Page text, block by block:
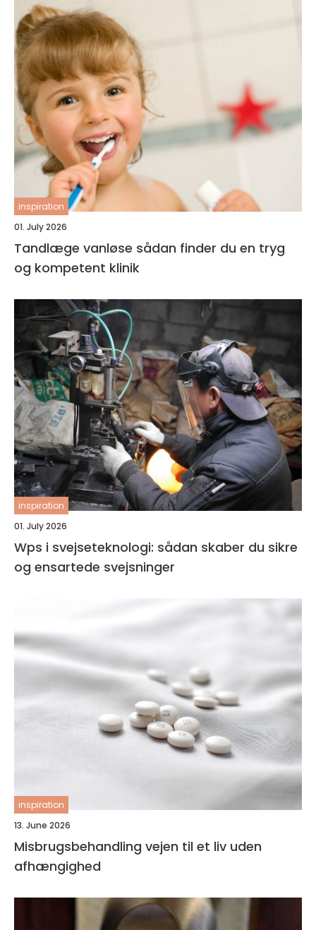
inspiration
01. July 2026
Tandlæge vanløse sådan finder du en tryg
og kompetent klinik
inspiration
01. July 2026
Wps i svejseteknologi: sådan skaber du sikre
og ensartede svejsninger
inspiration
13. June 2026
Misbrugsbehandling vejen til et liv uden
afhængighed